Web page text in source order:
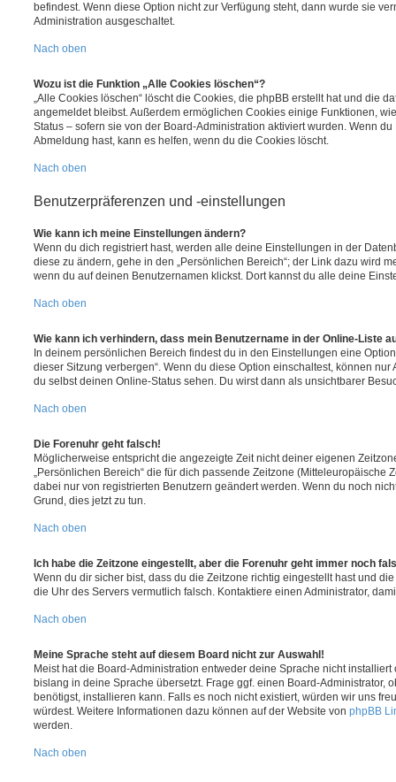
befindest. Wenn diese Option nicht zur Verfügung steht, dann wurde sie
Administration ausgeschaltet.
Nach oben
Wozu ist die Funktion „Alle Cookies löschen“?
„Alle Cookies löschen“ löscht die Cookies, die phpBB erstellt hat und die
angemeldet bleibst. Außerdem ermöglichen Cookies einige Funktionen,
Status – sofern sie von der Board-Administration aktiviert wurden. Wenn
Abmeldung hast, kann es helfen, wenn du die Cookies löscht.
Nach oben
Benutzerpräferenzen und -einstellungen
Wie kann ich meine Einstellungen ändern?
Wenn du dich registriert hast, werden alle deine Einstellungen in der
diese zu ändern, gehe in den „Persönlichen Bereich“; der Link dazu wird
wenn du auf deinen Benutzernamen klickst. Dort kannst du alle deine
Nach oben
Wie kann ich verhindern, dass mein Benutzername in der Online-Liste
In deinem persönlichen Bereich findest du in den Einstellungen eine
dieser Sitzung verbergen“. Wenn du diese Option einschaltest, können
du selbst deinen Online-Status sehen. Du wirst dann als unsichtbarer
Nach oben
Die Forenuhr geht falsch!
Möglicherweise entspricht die angezeigte Zeit nicht deiner eigenen
„Persönlichen Bereich“ die für dich passende Zeitzone (Mitteleuropäische
dabei nur von registrierten Benutzern geändert werden. Wenn du noch
Grund, dies jetzt zu tun.
Nach oben
Ich habe die Zeitzone eingestellt, aber die Forenuhr geht immer noch
Wenn du dir sicher bist, dass du die Zeitzone richtig eingestellt hast und
die Uhr des Servers vermutlich falsch. Kontaktiere einen Administrator,
Nach oben
Meine Sprache steht auf diesem Board nicht zur Auswahl!
Meist hat die Board-Administration entweder deine Sprache nicht
bislang in deine Sprache übersetzt. Frage ggf. einen Board-Administrator,
benötigst, installieren kann. Falls es noch nicht existiert, würden wir uns
würdest. Weitere Informationen dazu können auf der Website von phpBB
werden.
Nach oben